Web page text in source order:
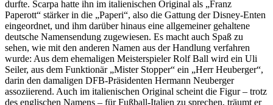
durfte. Scarpa hatte ihn im italienischen Original als „Franz
Paperott“ stärker in die „Paperi“, also die Gattung der Disney-Enten
eingeordnet, und ihm darüber hinaus eine allgemeiner gehaltene
deutsche Namensendung zugewiesen. Es macht auch Spaß zu
sehen, wie mit den anderen Namen aus der Handlung verfahren
wurde: Aus dem ehemaligen Meisterspieler Rolf Ball wird ein Uli
Seiler, aus dem Funktionär „Mister Stopper“ ein „Herr Heuberger“,
darin den damaligen DFB-Präsidenten Hermann Neuberger
assoziierend. Auch im italienischen Original scheint die Figur – trotz
des englischen Namens – für Fußball-Italien zu sprechen, träumt er